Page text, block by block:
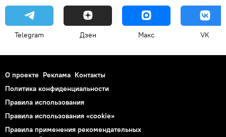
Telegram Дзен Макс VK
О проекте Реклама Контакты
Политика конфиденциальности
Правила использования
Правила использования «cookie»
Правила применения рекомендательных